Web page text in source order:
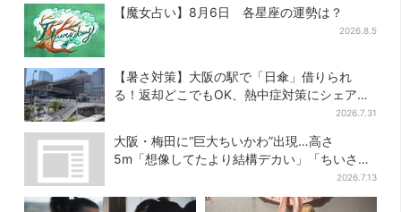
開催日は？
そう」と話題に
【魔女占い】8月6日 各星座の運勢は？
2026.8.5
【暑さ対策】大阪の駅で「日傘」借りられ
る！返却どこでもOK、熱中症対策にシェアサ
2026.7.31
大阪・梅田に“巨大ちいかわ”出現…高さ
5m「想像してたより結構デカい」「ちいさ…
2026.7.13